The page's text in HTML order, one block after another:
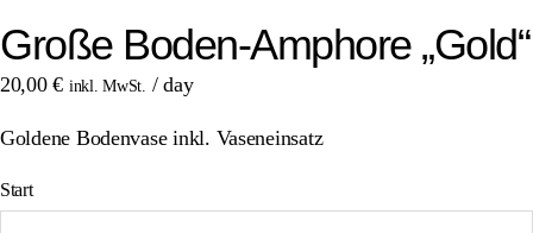
und
Berlin
Große Boden-Amphore „Gold“
20,00€ inkl. MwSt. / day
Goldene Bodenvase inkl. Vaseneinsatz
Start